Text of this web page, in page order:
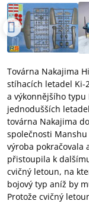
Továrna Nakajima
stíhacích letadel Ki-
a výkonnějšího
jednodušších
továrna Nakajima
společnosti Manshu
výroba pokračovala
přistoupila k
cvičný letoun, na
bojový typ aníž by
Protože cvičný